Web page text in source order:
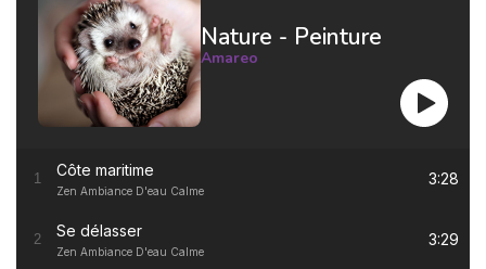
significative si le
réchauffement climatique se
poursuit et si notre
consommation d’eau reste
inchangée. De nombreux
secteurs d’activité
et les scénarios possibles
réserves et maintenir un
Nature - Peinture
Amareo
1 Côte maritime
Zen Ambiance D'eau Calme
3:28
2 Se délasser
Zen Ambiance D'eau Calme
3:29